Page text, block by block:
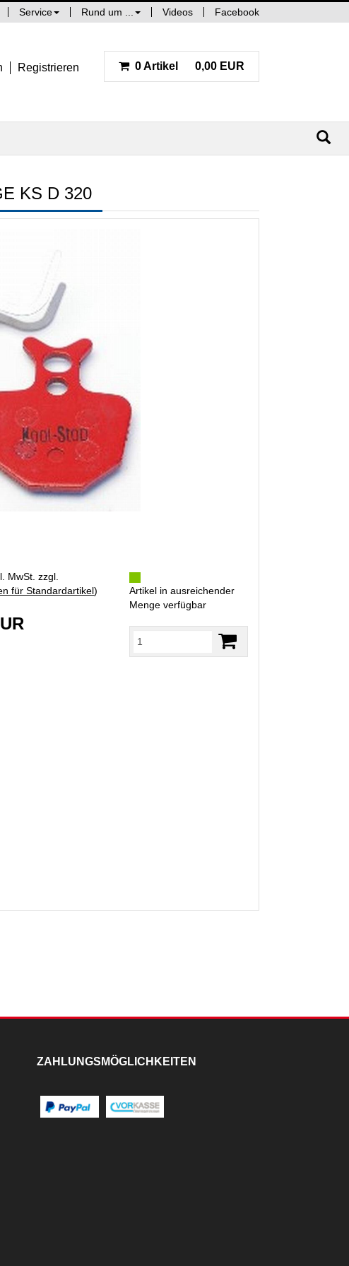
Service Rund um ... Videos Facebook
Registrieren 0 Artikel 0,00 EUR
KS D 320
MwSt. zzgl.
für Standardartikel)
Artikel in ausreichender
Menge verfügbar
ZAHLUNGSMÖGLICHKEITEN